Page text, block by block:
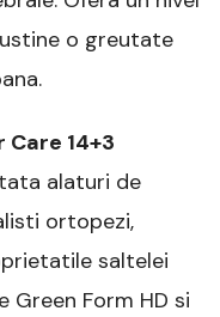
o greutate
14+3
alaturi de
ortopezi,
saltelei
Form HD si